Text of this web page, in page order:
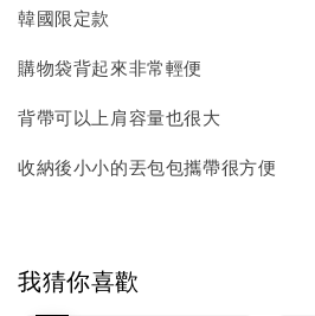
韓國限定款
購物袋背起來非常輕便
背帶可以上肩容量也很大
收納後小小的丟包包攜帶很方便
我猜你喜歡